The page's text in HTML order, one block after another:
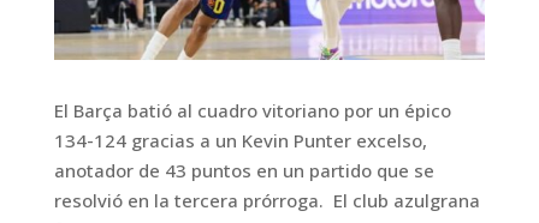
El Barça batió al cuadro vitoriano por un épico
134-124 gracias a un Kevin Punter excelso,
anotador de 43 puntos en un partido que se
resolvió en la tercera prórroga. El club azulgrana